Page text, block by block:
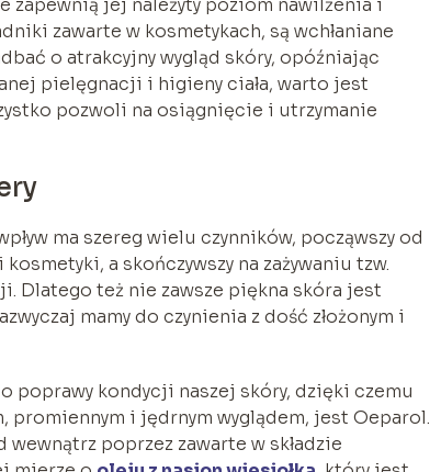
zapewnią jej należyty poziom nawilżenia i
zawarte w kosmetykach, są wchłaniane
o atrakcyjny wygląd skóry, opóźniając
pielęgnacji i higieny ciała, warto jest
pozwoli na osiągnięcie i utrzymanie
ma szereg wielu czynników, począwszy od
a skończywszy na zażywaniu tzw.
Dlatego też nie zawsze piękna skóra jest
mamy do czynienia z dość złożonym i
poprawy kondycji naszej skóry, dzięki czemu
promiennym i jędrnym wyglądem, jest Oeparol.
poprzez zawarte w składzie